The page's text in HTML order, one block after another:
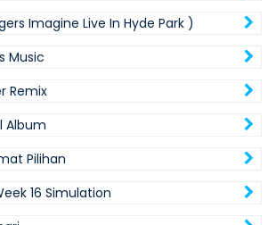
Imagine Live In Hyde Park )
Music
Remix
Album
Pilihan
16 Simulation